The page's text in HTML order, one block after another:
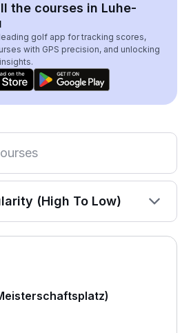
the courses in Luhe-
golf app for tracking scores,
with GPS precision, and unlocking
(High To Low)